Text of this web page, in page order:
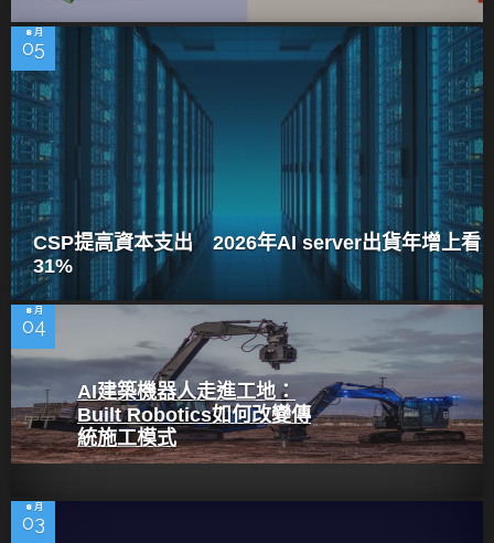
8 月
05
CSP提高資本支出 2026年AI server出貨年增上看
31%
8 月
04
AI建築機器人走進工地：
Built Robotics如何改變傳
統施工模式
8 月
03